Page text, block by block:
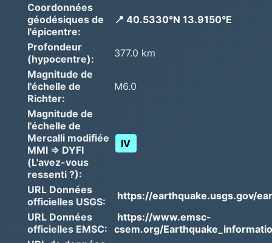
Coordonnées
géodésiques de
l'épicentre:
📍 40.5330°N 13.9150°E
Profondeur
(hypocentre):
377.0 km
Magnitude de
l'échelle de
Richter:
M6.0
Magnitude de
l'échelle de
Mercalli modifiée
MMI => DYFI
(L'avez-vous
ressenti ?):
IV
URL Données
officielles USGS:
https://earthquake.usgs.gov/
URL Données
officielles EMSC:
https://www.emsc-
csem.org/